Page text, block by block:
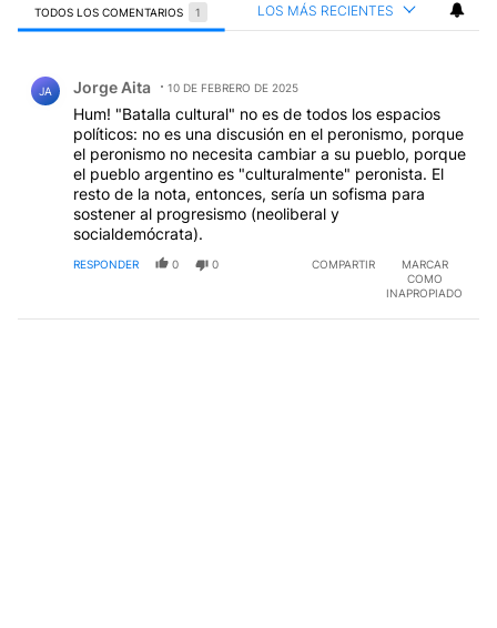
TODOS LOS COMENTARIOS 1 LOS MÁS RECIENTES
JA Jorge Aita 10 DE FEBRERO DE 2025
Hum! "Batalla cultural" no es de todos los espacios
políticos: no es una discusión en el peronismo, porque
el peronismo no necesita cambiar a su pueblo, porque
el pueblo argentino es "culturalmente" peronista. El
resto de la nota, entonces, sería un sofisma para
sostener al progresismo (neoliberal y
socialdemócrata).
RESPONDER 0 0 COMPARTIR
MARCAR
COMO
INAPROPIADO